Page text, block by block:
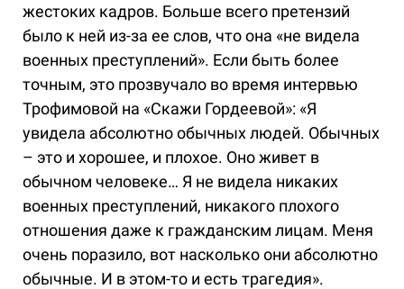
жестоких кадров. Больше всего претензий
было к ней из-за ее слов, что она «не видела
военных преступлений». Если быть более
точным, это прозвучало во время интервью
Трофимовой на «Скажи Гордеевой»: «Я
увидела абсолютно обычных людей. Обычных
– это и хорошее, и плохое. Оно живет в
обычном человеке… Я не видела никаких
военных преступлений, никакого плохого
отношения даже к гражданским лицам. Меня
очень поразило, вот насколько они абсолютно
обычные. И в этом-то и есть трагедия».